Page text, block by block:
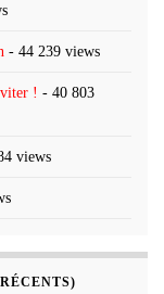
- 44 239 views
! - 40 803
views